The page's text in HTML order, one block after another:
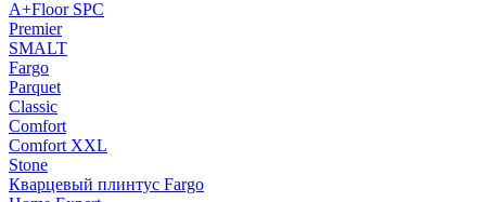
A+Floor SPC
Premier
SMALT
Fargo
Parquet
Classic
Comfort
Comfort XXL
Stone
Кварцевый плинтус Fargo